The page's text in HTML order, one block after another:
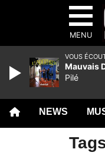
MENU
NEWS
VOUS
Mauvais
Pilé